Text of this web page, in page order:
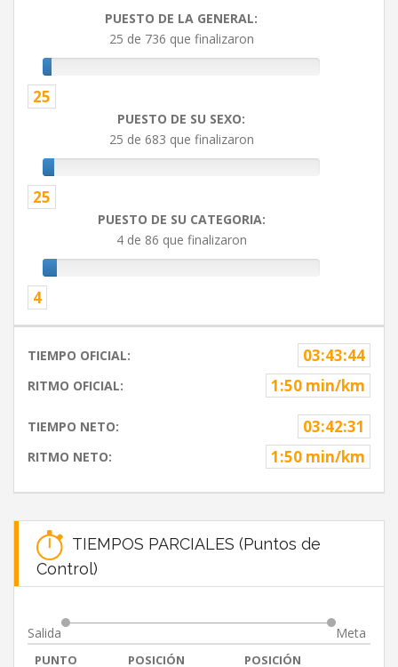
PUESTO DE LA GENERAL:
25 de 736 que finalizaron
25
PUESTO DE SU SEXO:
25 de 683 que finalizaron
25
PUESTO DE SU CATEGORIA:
4 de 86 que finalizaron
4
TIEMPO OFICIAL: 03:43:44
RITMO OFICIAL: 1:50 min/km
TIEMPO NETO: 03:42:31
RITMO NETO: 1:50 min/km
TIEMPOS PARCIALES (Puntos de
Control)
Salida Meta
PUNTO POSICIÓN POSICIÓN